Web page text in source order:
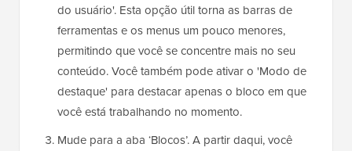
do usuário'. Esta opção útil torna as barras de
ferramentas e os menus um pouco menores,
permitindo que você se concentre mais no seu
conteúdo. Você também pode ativar o 'Modo de
destaque' para destacar apenas o bloco em que
você está trabalhando no momento.
Mude para a aba ‘Blocos’. A partir daqui, você